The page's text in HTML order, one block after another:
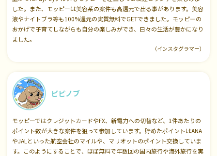
した。また、モッピーは美容系の案件も高還元で出る事があります。美容
液やナイトブラ等も100%還元の実質無料でGETできました。モッピーの
おかげで子育てしながらも自分の楽しみができ、日々の生活が豊かになり
ました。
（インスタグラマー）
ピピノブ
モッピーではクレジットカードやFX、新電力への切替など、1件あたりの
ポイント数が大きな案件を狙って参加しています。貯めたポイントはANA
やJALといった航空会社のマイルや、マリオットのポイント交換していま
す。このようにすることで、ほぼ無料で年数回の国内旅行や海外旅行を実